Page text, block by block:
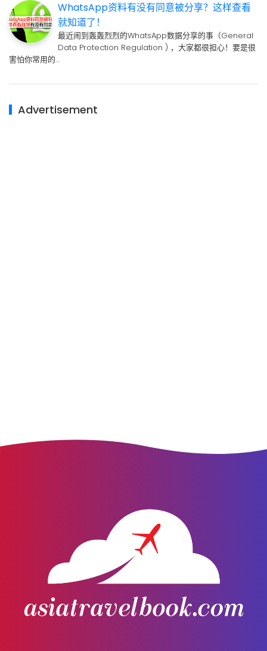
WhatsApp资料有没有同意被分享？这样查看
就知道了！
最近闹到轰轰烈烈的WhatsApp数据分享的事（General
Data Protection Regulation ) ，大家都很担心！要是很
害怕你常用的…
Advertisement